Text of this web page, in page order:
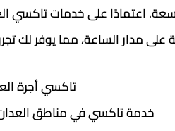
اعتمادًا على خدمات
على مدار الساعة، مما يوفر لك تجربة
تاكسي أجرة
خدمة تاكسي في مناطق العدان على